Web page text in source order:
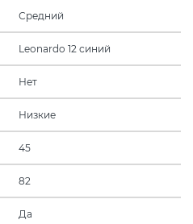
Средний
Leonardo 12 синий
Нет
Низкие
45
82
Да